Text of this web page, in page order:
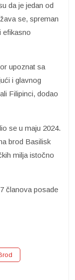
da je jedan od
se, spreman
efikasno
upoznat sa
i glavnog
Filipinci, dodao
se u maju 2024.
brod Basilisk
milja istočno
članova posade